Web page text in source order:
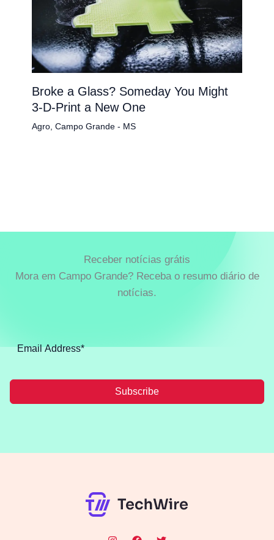
Broke a Glass? Someday You Might
3-D-Print a New One
Agro, Campo Grande - MS
Receber notícias grátis
Mora em Campo Grande? Receba o resumo diário de
notícias.
Subscribe